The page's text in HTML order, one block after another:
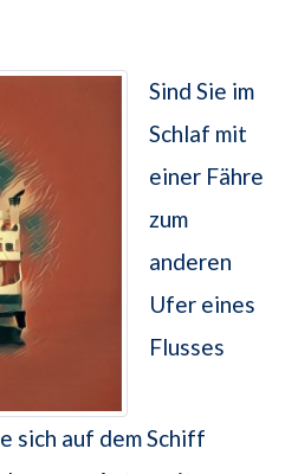
Sind Sie im
Schlaf mit
einer Fähre
zum
anderen
Ufer eines
Flusses
sich auf dem Schiff